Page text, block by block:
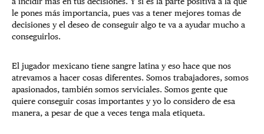
le pones más importancia, pues vas a tener mejores tomas de
decisiones y el deseo de conseguir algo te va a ayudar mucho a
conseguirlos.
El jugador mexicano tiene sangre latina y eso hace que nos
atrevamos a hacer cosas diferentes. Somos trabajadores, somos
apasionados, también somos serviciales. Somos gente que
quiere conseguir cosas importantes y yo lo considero de esa
manera, a pesar de que a veces tenga mala etiqueta.